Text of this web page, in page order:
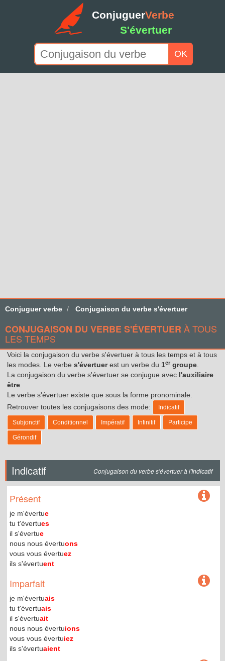
ConjuguerVerbe
S'évertuer
OK
Conjuguer verbe Conjugaison du verbe s'évertuer
CONJUGAISON DU VERBE S'ÉVERTUER À TOUS
LES TEMPS
Voici la conjugaison du verbe s'évertuer à tous les temps et à tous
les modes. Le verbe s'évertuerest un verbe du 1er groupe
La conjugaison du verbe s'évertuer se conjugue avec l'auxiliaire
être
Le verbe s'évertuer existe que sous la forme pronominale.
Retrouver toutes les conjugaisons des mode:
Indicatif
Subjonctif Conditionnel Impératif Infinitif Participe
Gérondif
Indicatif Conjugaison du verbe s'évertuer à l'Indicatif
Présent
je m'évertue
tu t'évertues
il s'évertue
nous nous évertuons
vous vous évertuez
ils s'évertuent
Imparfait
je m'évertuais
tu t'évertuais
il s'évertuait
nous nous évertuions
vous vous évertuiez
ils s'évertuaient